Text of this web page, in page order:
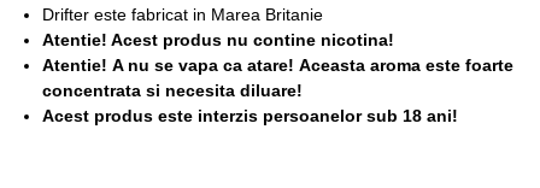
Drifter este fabricat in Marea Britanie
Atentie! Acest produs nu contine nicotina!
Atentie! A nu se vapa ca atare! Aceasta aroma este foarte
concentrata si necesita diluare!
Acest produs este interzis persoanelor sub 18 ani!